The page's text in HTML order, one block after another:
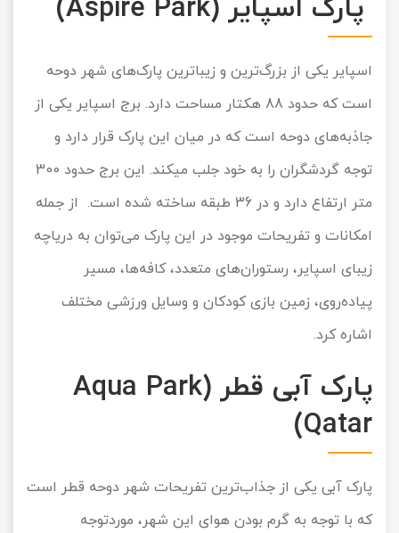
پارک اسپایر (Aspire Park)
اسپایر یکی از بزرگ‌ترین و زیباترین پارک‌های شهر دوحه
است که حدود 88 هکتار مساحت دارد. برج اسپایر یکی از
جاذبه‌های دوحه است که در میان این پارک قرار دارد و
توجه گردشگران را به خود جلب می‎کند. این برج حدود 300
متر ارتفاع دارد و در 36 طبقه ساخته شده است. از جمله
امکانات و تفریحات موجود در این پارک می‌توان به دریاچه
زیبای اسپایر، رستوران‌های متعدد، کافه‌ها، مسیر
پیاده‌روی، زمین بازی کودکان و وسایل ورزشی مختلف
اشاره کرد.
پارک آبی قطر (Aqua Park
Qatar)
پارک آبی یکی از جذاب‌ترین تفریحات شهر دوحه قطر است
که با توجه به گرم بودن هوای این شهر، موردتوجه